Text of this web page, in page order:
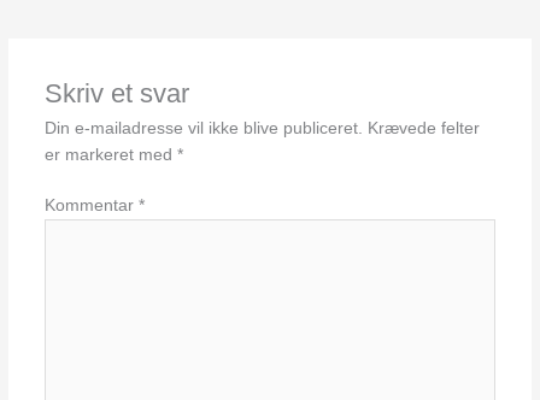
Skriv et svar
Din e-mailadresse vil ikke blive publiceret.
Krævede felter
er markeret med *
Kommentar *